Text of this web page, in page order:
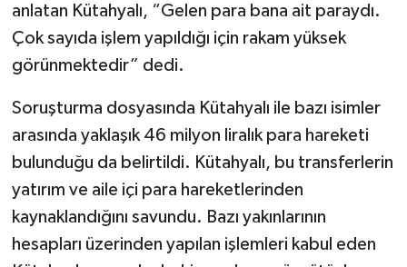
anlatan Kütahyalı, “Gelen para bana ait paraydı.
Çok sayıda işlem yapıldığı için rakam yüksek
görünmektedir” dedi.
Soruşturma dosyasında Kütahyalı ile bazı isimler
arasında yaklaşık 46 milyon liralık para hareketi
bulunduğu da belirtildi. Kütahyalı, bu transferlerin
yatırım ve aile içi para hareketlerinden
kaynaklandığını savundu. Bazı yakınlarının
hesapları üzerinden yapılan işlemleri kabul eden